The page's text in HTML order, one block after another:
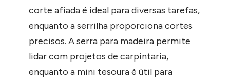
corte afiada é ideal para diversas tarefas,
enquanto a serrilha proporciona cortes
precisos. A serra para madeira permite
lidar com projetos de carpintaria,
enquanto a mini tesoura é útil para